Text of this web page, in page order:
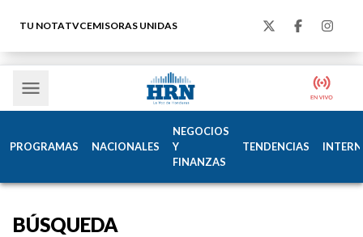
TU NOTATVCEMISORAS UNIDAS
PROGRAMAS NACIONALES
NEGOCIOS
Y
FINANZAS
TENDENCIAS
BÚSQUEDA